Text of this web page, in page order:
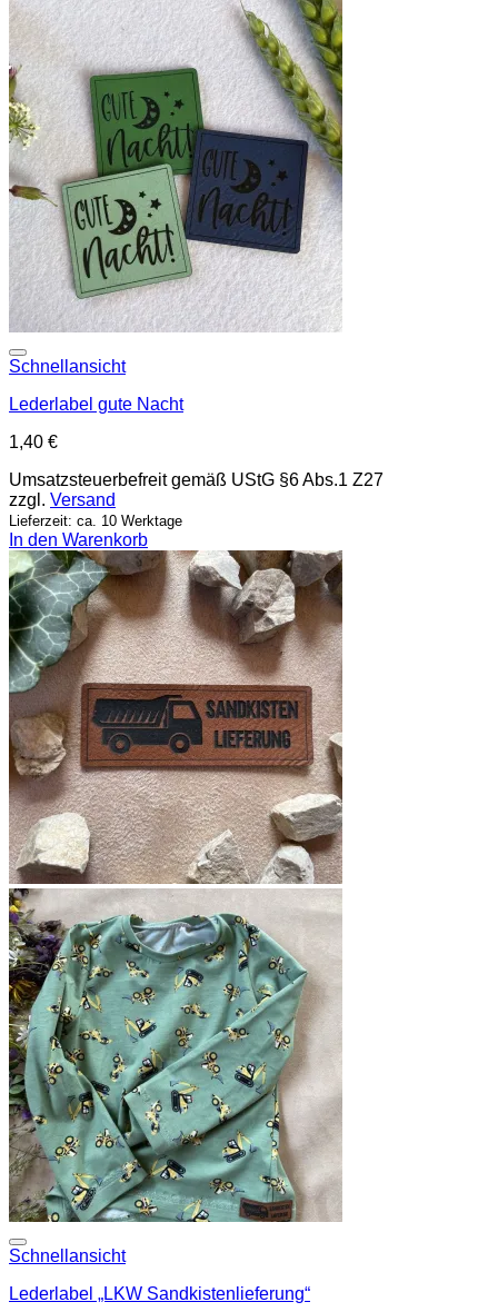
Schnellansicht
Lederlabel gute Nacht
1,40 €
Umsatzsteuerbefreit gemäß UStG §6 Abs.1 Z27
zzgl. Versand
Lieferzeit: ca. 10 Werktage
In den Warenkorb
Schnellansicht
Lederlabel „LKW Sandkistenlieferung“